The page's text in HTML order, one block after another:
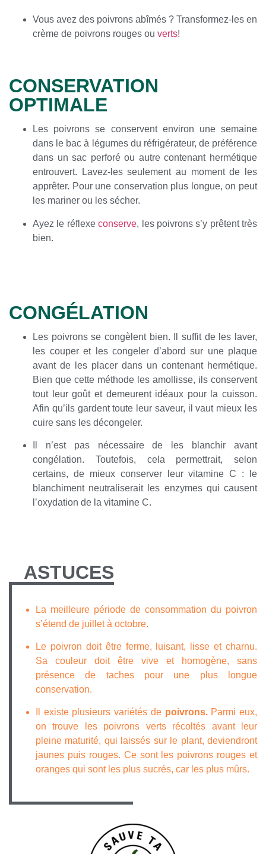
Vous avez des poivrons abîmés ? Transformez-les en
crème de poivrons rouges ou verts!
CONSERVATION
OPTIMALE
Les poivrons se conservent environ une semaine
dans le bac à légumes du réfrigérateur, de préférence
dans un sac perforé ou autre contenant hermétique
entrouvert. Lavez-les seulement au moment de les
apprêter. Pour une conservation plus longue, on peut
les mariner ou les sécher.
Ayez le réflexeconserve, les poivrons s’y prêtent très
bien.
CONGÉLATION
Les poivrons se congèlent bien. Il suffit de les laver,
les couper et les congeler d’abord sur une plaque
avant de les placer dans un contenant hermétique.
Bien que cette méthode les amollisse, ils conservent
tout leur goût et demeurent idéaux pour la cuisson.
Afin qu’ils gardent toute leur saveur, il vaut mieux les
cuire sans les décongeler.
Il n’est pas nécessaire de les blanchir avant
congélation. Toutefois, cela permettrait, selon
certains, de mieux conserver leur vitamine C : le
blanchiment neutraliserait les enzymes qui causent
l’oxydation de la vitamine C.
ASTUCES
La meilleure période de consommation du poivron
s’étend de juillet à octobre.
Le poivron doit être ferme, luisant, lisse et charnu.
Sa couleur doit être vive et homogène, sans
présence de taches pour une plus longue
conservation.
Il existe plusieurs variétés de poivrons.Parmi eux,
on trouve les poivrons verts récoltés avant leur
pleine maturité, qui laissés sur le plant, deviendront
jaunes puis rouges. Ce sont les poivrons rouges et
oranges qui sont les plus sucrés, car les plus mûrs.